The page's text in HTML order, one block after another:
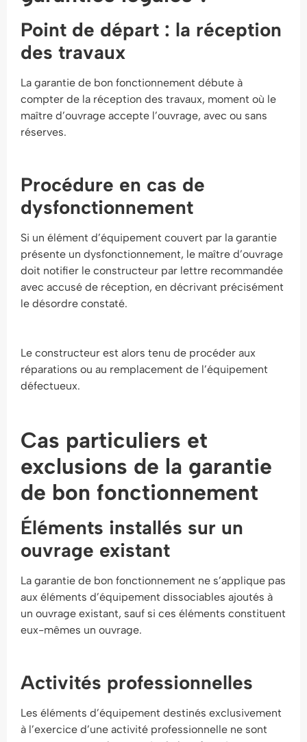
Point de départ : la réception
des travaux
La garantie de bon fonctionnement débute à
compter de la réception des travaux, moment où le
maître d’ouvrage accepte l’ouvrage, avec ou sans
réserves.
Procédure en cas de
dysfonctionnement
Si un élément d’équipement couvert par la garantie
présente un dysfonctionnement, le maître d’ouvrage
doit notifier le constructeur par lettre recommandée
avec accusé de réception, en décrivant précisément
le désordre constaté.
Le constructeur est alors tenu de procéder aux
réparations ou au remplacement de l’équipement
défectueux.
Cas particuliers et
exclusions de la garantie
de bon fonctionnement
Éléments installés sur un
ouvrage existant
La garantie de bon fonctionnement ne s’applique pas
aux éléments d’équipement dissociables ajoutés à
un ouvrage existant, sauf si ces éléments constituent
eux-mêmes un ouvrage.
Activités professionnelles
Les éléments d’équipement destinés exclusivement
à l’exercice d’une activité professionnelle ne sont